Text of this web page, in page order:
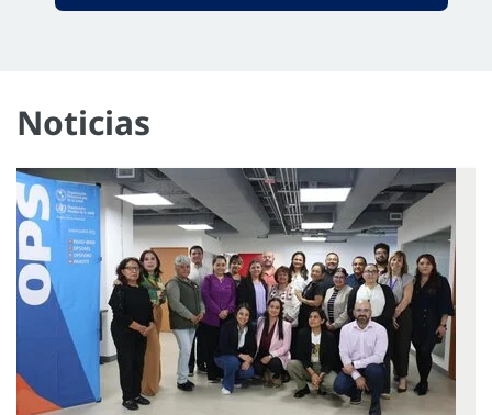
Noticias